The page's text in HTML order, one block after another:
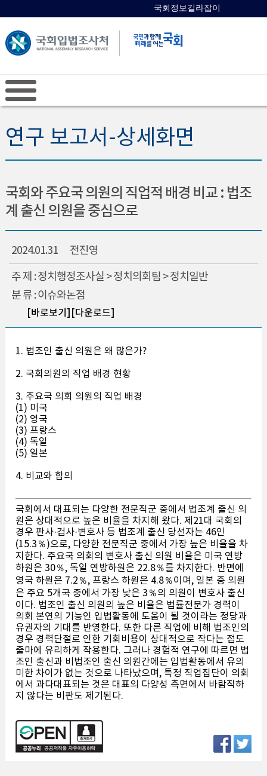
국회정보길라잡이
연구 보고서-상세화면
국회와 주요국 의원의 직업적 배경 비교 : 법조
계 출신 의원을 중심으로
2024.01.31 전진영
주 제 : 정치행정조사실 > 정치의회팀 > 정치일반
분 류 : 이슈와논점
[바로보기] [다운로드]
1. 법조인 출신 의원은 왜 많은가?
2. 국회의원의 직업 배경 현황
3. 주요국 의회 의원의 직업 배경
(1) 미국
(2) 영국
(3) 프랑스
(4) 독일
(5) 일본
4. 비교와 함의
국회에서 대표되는 다양한 전문직군 중에서 법조계 출신 의
원은 상대적으로 높은 비율을 차지해 왔다. 제21대 국회의
경우 판사·검사·변호사 등 법조계 출신 당선자는 46인
(15.3％)으로, 다양한 전문직군 중에서 가장 높은 비율을 차
지한다. 주요국 의회의 변호사 출신 의원 비율은 미국 연방
하원은 30％, 독일 연방하원은 22.8％를 차지한다. 반면에
영국 하원은 7.2％, 프랑스 하원은 4.8％이며, 일본 중 의원
은 주요 5개국 중에서 가장 낮은 3％의 의원이 변호사 출신
이다. 법조인 출신 의원의 높은 비율은 법률전문가 경력이
의회 본연의 기능인 입법활동에 도움이 될 것이라는 정당과
유권자의 기대를 반영한다. 또한 다른 직업에 비해 법조인의
경우 경력단절로 인한 기회비용이 상대적으로 작다는 점도
출마에 유리하게 작용한다. 그러나 경험적 연구에 따르면 법
조인 출신과 비법조인 출신 의원간에는 입법활동에서 유의
미한 차이가 없는 것으로 나타났으며, 특정 직업집단이 의회
에서 과다대표되는 것은 대표의 다양성 측면에서 바람직하
지 않다는 비판도 제기된다.